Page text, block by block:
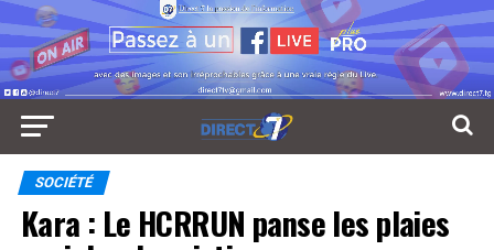
SOCIÉTÉ
Kara : Le HCRRUN panse les plaies